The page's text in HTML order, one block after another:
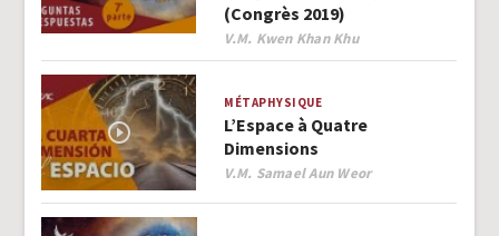
(Congrès 2019)
Author
V.M. Kwen Khan Khu
MÉTAPHYSIQUE
L’Espace à Quatre
Dimensions
Author
V.M. Samael Aun Weor